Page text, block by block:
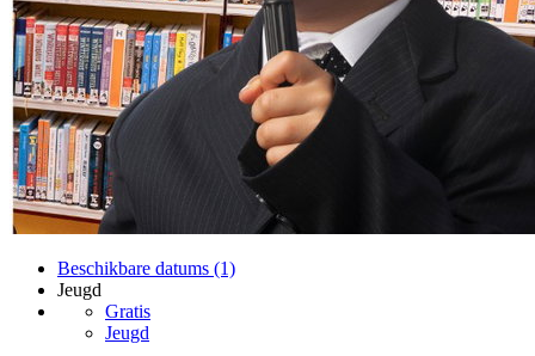
Beschikbare datums (1)
Jeugd
Gratis
Jeugd